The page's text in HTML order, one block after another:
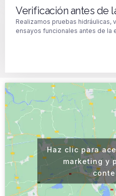
Verificación antes de
Realizamos pruebas
ensayos funcionales antes de la
Haz clic para
marketing y